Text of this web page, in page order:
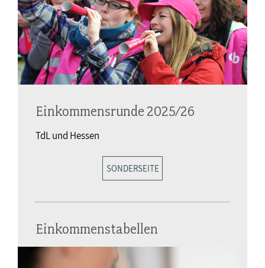
Einkommensrunde 2025/26
TdL und Hessen
SONDERSEITE
Einkommenstabellen